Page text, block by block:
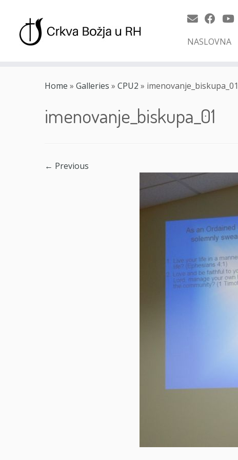
NASLOVNA
Home » Galleries » CPU2 » imenovanje_biskupa_01
imenovanje_biskupa_01
← Previous